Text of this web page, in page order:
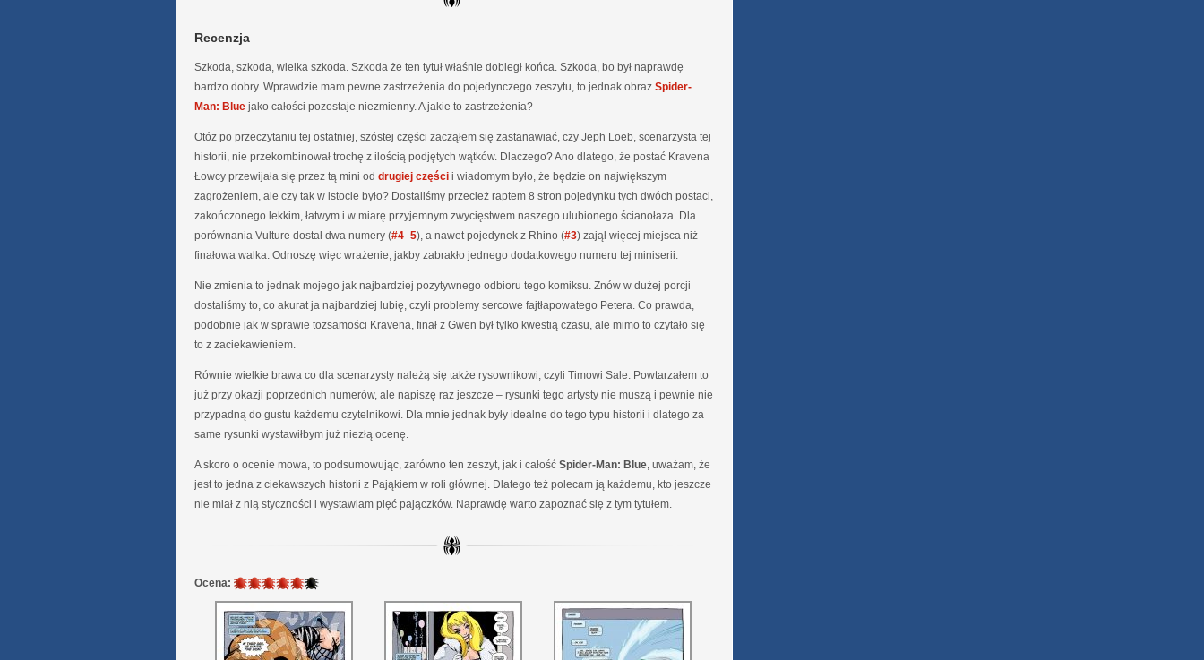
Recenzja
Szkoda, szkoda, wielka szkoda. Szkoda że ten tytuł właśnie dobiegł końca. Szkoda, bo był naprawdę
bardzo dobry. Wprawdzie mam pewne zastrzeżenia do pojedynczego zeszytu, to jednak obraz Spider-
Man: Blue jako całości pozostaje niezmienny. A jakie to zastrzeżenia?
Otóż po przeczytaniu tej ostatniej, szóstej części zacząłem się zastanawiać, czy Jeph Loeb, scenarzysta tej
historii, nie przekombinował trochę z ilością podjętych wątków. Dlaczego? Ano dlatego, że postać Kravena
Łowcy przewijała się przez tą mini od drugiej części i wiadomym było, że będzie on największym
zagrożeniem, ale czy tak w istocie było? Dostaliśmy przecież raptem 8 stron pojedynku tych dwóch postaci,
zakończonego lekkim, łatwym i w miarę przyjemnym zwycięstwem naszego ulubionego ścianołaza. Dla
porównania Vulture dostał dwa numery (#4–5), a nawet pojedynek z Rhino (#3) zajął więcej miejsca niż
finałowa walka. Odnoszę więc wrażenie, jakby zabrakło jednego dodatkowego numeru tej miniserii.
Nie zmienia to jednak mojego jak najbardziej pozytywnego odbioru tego komiksu. Znów w dużej porcji
dostaliśmy to, co akurat ja najbardziej lubię, czyli problemy sercowe fajtłapowatego Petera. Co prawda,
podobnie jak w sprawie tożsamości Kravena, finał z Gwen był tylko kwestią czasu, ale mimo to czytało się
to z zaciekawieniem.
Równie wielkie brawa co dla scenarzysty należą się także rysownikowi, czyli Timowi Sale. Powtarzałem to
już przy okazji poprzednich numerów, ale napiszę raz jeszcze – rysunki tego artysty nie muszą i pewnie nie
przypadną do gustu każdemu czytelnikowi. Dla mnie jednak były idealne do tego typu historii i dlatego za
same rysunki wystawiłbym już niezłą ocenę.
A skoro o ocenie mowa, to podsumowując, zarówno ten zeszyt, jak i całość Spider-Man: Blue, uważam, że
jest to jedna z ciekawszych historii z Pająkiem w roli głównej. Dlatego też polecam ją każdemu, kto jeszcze
nie miał z nią styczności i wystawiam pięć pajączków. Naprawdę warto zapoznać się z tym tytułem.
Ocena: 5
6